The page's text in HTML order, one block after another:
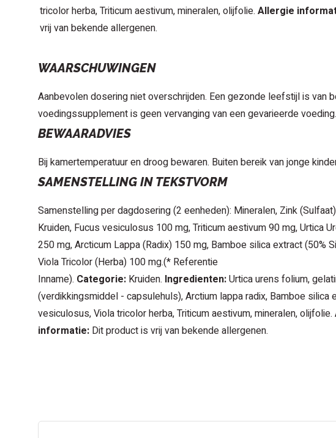
tricolor herba, Triticum aestivum, mineralen, olijfolie. Allergie
vrij van bekende allergenen.
WAARSCHUWINGEN
Aanbevolen dosering niet overschrijden. Een gezonde leefstijl is van
voedingssupplement is geen vervanging van een gevarieerde voeding.
BEWAARADVIES
Bij kamertemperatuur en droog bewaren. Buiten bereik van jonge
SAMENSTELLING IN TEKSTVORM
Samenstelling per dagdosering (2 eenheden): Mineralen, Zink
Kruiden, Fucus vesiculosus 100 mg, Triticum aestivum 90 mg, Urtica
250 mg, Arcticum Lappa (Radix) 150 mg, Bamboe silica extract (50%
Viola Tricolor (Herba) 100 mg.(* Referentie
Inname). Categorie: Kruiden. Ingredienten:Urtica urens folium,
(verdikkingsmiddel - capsulehuls), Arctium lappa radix, Bamboe silica
vesiculosus, Viola tricolor herba, Triticum aestivum, mineralen, olijfolie.
informatie: Dit product is vrij van bekende allergenen.